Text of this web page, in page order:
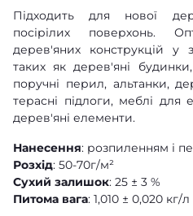
Підходить для нової
посірілих поверхонь.
дерев'яних конструкцій у
таких як дерев'яні
поручні перил, альтанки,
терасні підлоги, меблі для
дерев'яні елементи.
Нанесення: розпиленням і
Розхід: 50-70г/м²
Сухий залишок: 25 ± 3 %
Питома вага: 1,010 ± 0,020 кг/л